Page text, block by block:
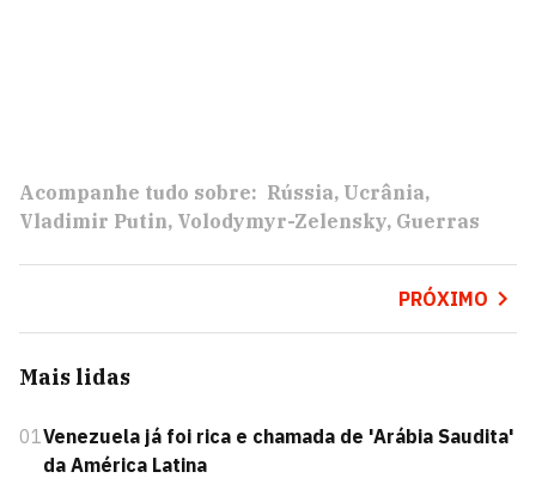
Acompanhe tudo sobre: Rússia Ucrânia
Vladimir Putin Volodymyr-Zelensky Guerras
PRÓXIMO
Mais lidas
01Venezuela já foi rica e chamada de 'Arábia Saudita'
da América Latina